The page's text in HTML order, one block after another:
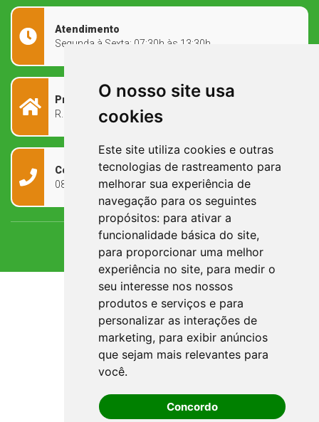
O nosso site usa
cookies
Este site utiliza cookies e outras
tecnologias de rastreamento para
melhorar sua experiência de
navegação para os seguintes
propósitos: para ativar a
funcionalidade básica do site,
para proporcionar uma melhor
experiência no site, para medir o
seu interesse nos nossos
produtos e serviços e para
personalizar as interações de
marketing, para exibir anúncios
que sejam mais relevantes para
você.
Concordo
Atendimento
Segunda à Sexta: 07:30h às 13:30h
Prefeitura Municipal
R. Rivadávia Corrêa, 858 - Centro - RS, 97573-010
Contato
0800 090 2050